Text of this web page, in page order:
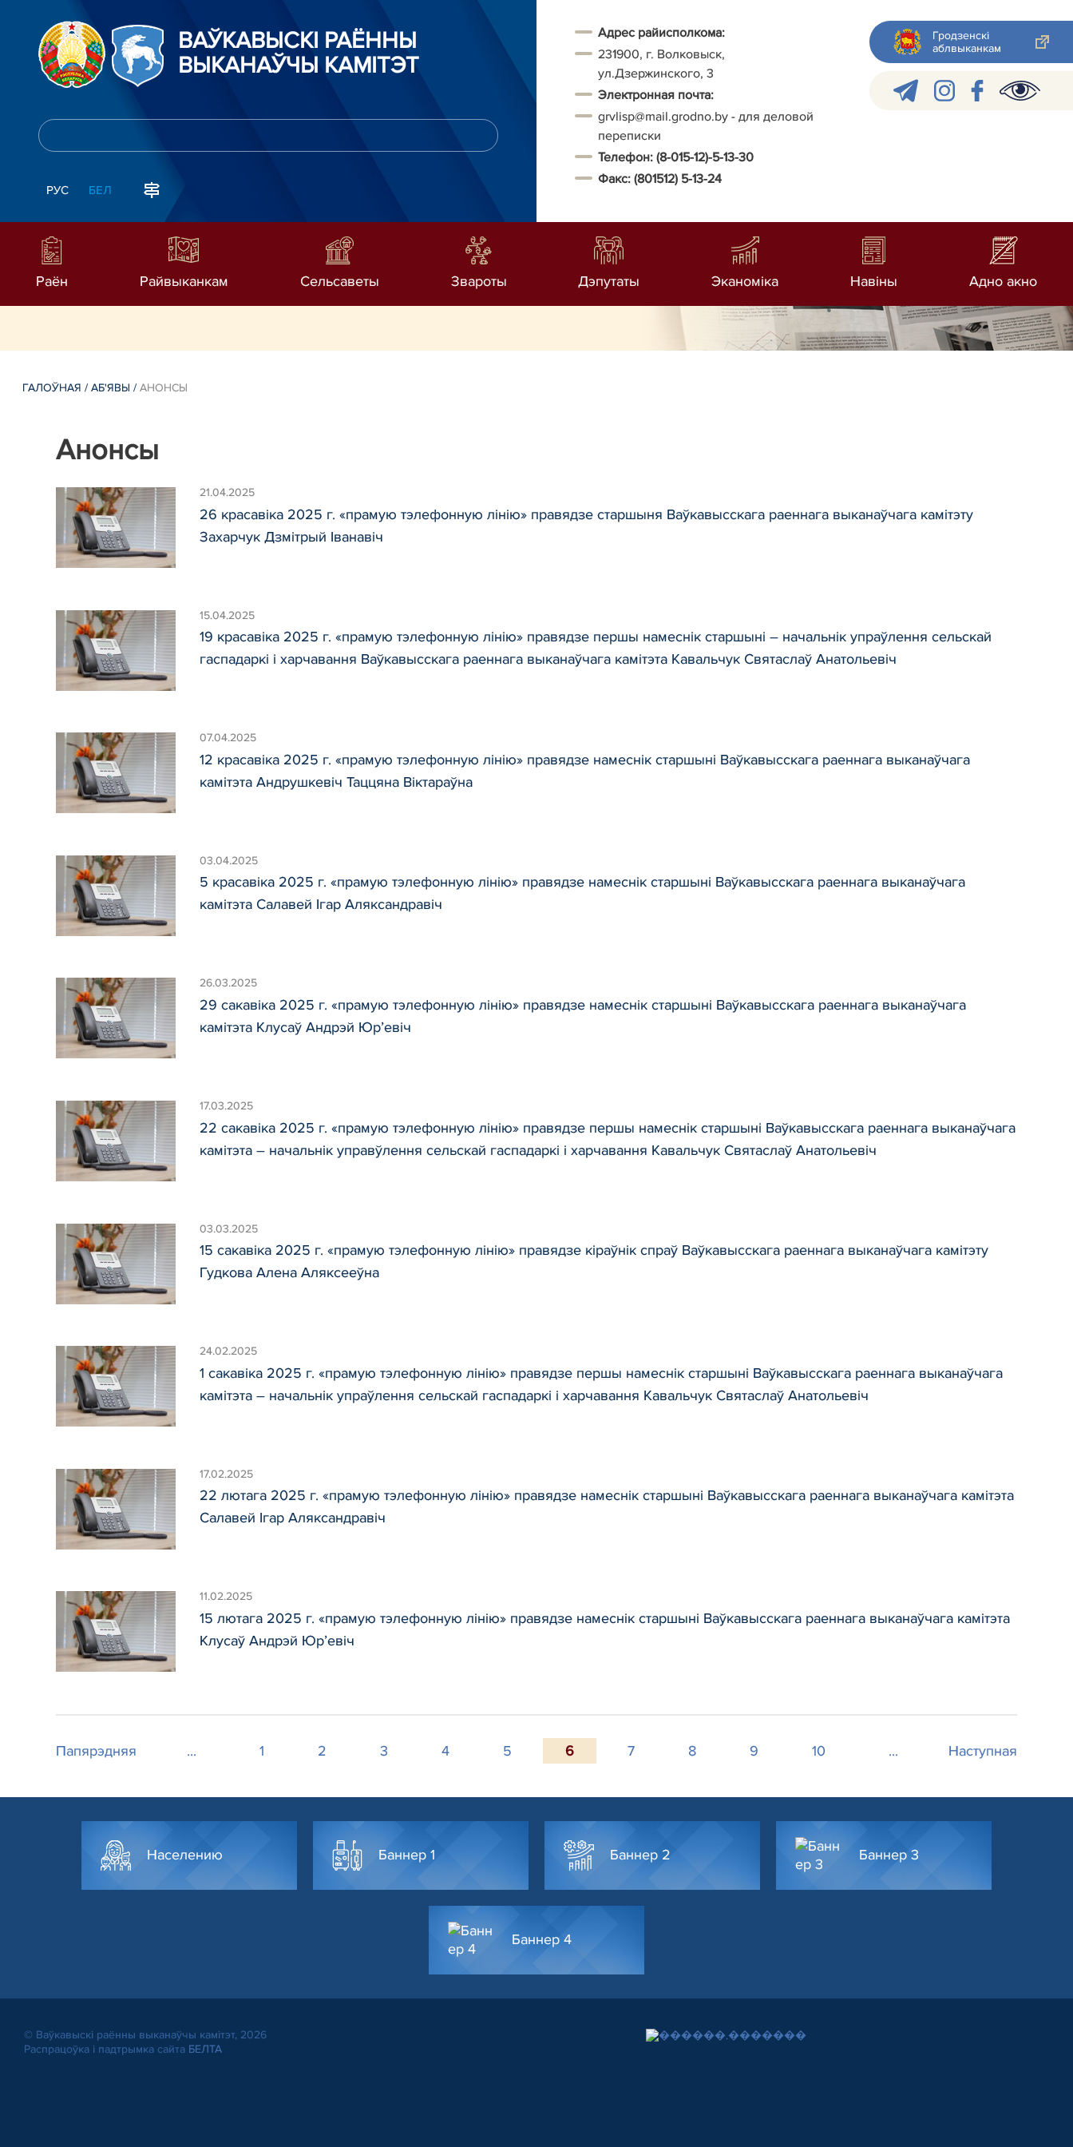
ВАЎКАВЫСКІ РАЁННЫ
ВЫКАНАЎЧЫ КАМІТЭТ
РУС БЕЛ
Адрес райисполкома:
231900, г. Волковыск,
ул.Дзержинского, 3
Электронная почта:
grvlisp@mail.grodno.by - для деловой
переписки
Телефон: (8-015-12)-5-13-30
Факс: (801512) 5-13-24
Гродзенскі
аблвыканкам
Раён Райвыканкам Сельсаветы Звароты Дэпутаты Эканоміка Навiны Адно акно
ГАЛОЎНАЯ /АБ'ЯВЫ /АНОНСЫ
Анонсы
21.04.2025
26 красавіка 2025 г. «прамую тэлефонную лінію» правядзе старшыня Ваўкавысскага раеннага выканаўчага камітэту
Захарчук Дзмітрый Іванавіч
15.04.2025
19 красавіка 2025 г. «прамую тэлефонную лінію» правядзе першы намеснік старшыні – начальнік упраўлення сельскай
гаспадаркі і харчавання Ваўкавысскага раеннага выканаўчага камітэта Кавальчук Святаслаў Анатольевіч
07.04.2025
12 красавіка 2025 г. «прамую тэлефонную лінію» правядзе намеснік старшыні Ваўкавысскага раеннага выканаўчага
камітэта Андрушкевіч Таццяна Віктараўна
03.04.2025
5 красавіка 2025 г. «прамую тэлефонную лінію» правядзе намеснік старшыні Ваўкавысскага раеннага выканаўчага
камітэта Салавей Ігар Аляксандравіч
26.03.2025
29 сакавіка 2025 г. «прамую тэлефонную лінію» правядзе намеснік старшыні Ваўкавысскага раеннага выканаўчага
камітэта Клусаў Андрэй Юр’евіч
17.03.2025
22 сакавіка 2025 г. «прамую тэлефонную лінію» правядзе першы намеснік старшыні Ваўкавысскага раеннага выканаўчага
камітэта – начальнік управўлення сельскай гаспадаркі і харчавання Кавальчук Святаслаў Анатольевіч
03.03.2025
15 сакавіка 2025 г. «прамую тэлефонную лінію» правядзе кіраўнік спраў Ваўкавысскага раеннага выканаўчага камітэту
Гудкова Алена Аляксееўна
24.02.2025
1 сакавіка 2025 г. «прамую тэлефонную лінію» правядзе першы намеснік старшыні Ваўкавысскага раеннага выканаўчага
камітэта – начальнік упраўлення сельскай гаспадаркі і харчавання Кавальчук Святаслаў Анатольевіч
17.02.2025
22 лютага 2025 г. «прамую тэлефонную лінію» правядзе намеснік старшыні Ваўкавысскага раеннага выканаўчага камітэта
Салавей Ігар Аляксандравіч
11.02.2025
15 лютага 2025 г. «прамую тэлефонную лінію» правядзе намеснік старшыні Ваўкавысскага раеннага выканаўчага камітэта
Клусаў Андрэй Юр’евіч
Папярэдняя ... 1 2 3 4 5 6 7 8 9 10 ... Наступная
Населению Баннер 1 Баннер 2 Баннер 3
Баннер 4
© Ваўкавыскі раённы выканаўчы камітэт, 2026
Распрацоўка і падтрымка сайта БЕЛТА